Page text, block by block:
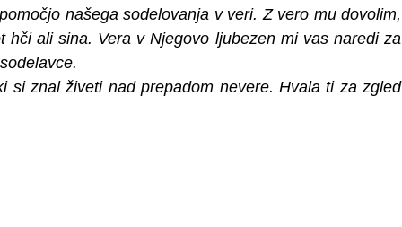
našega sodelovanja v veri. Z vero mu dovolim,
hči ali sina. Vera v Njegovo ljubezen mi vas naredi za
si znal živeti nad prepadom nevere. Hvala ti za zgled